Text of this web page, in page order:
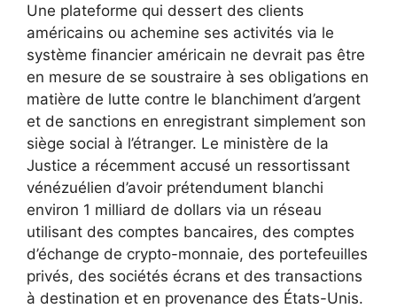
Une plateforme qui dessert des clients
américains ou achemine ses activités via le
système financier américain ne devrait pas être
en mesure de se soustraire à ses obligations en
matière de lutte contre le blanchiment d’argent
et de sanctions en enregistrant simplement son
siège social à l’étranger. Le ministère de la
Justice a récemment accusé un ressortissant
vénézuélien d’avoir prétendument blanchi
environ 1 milliard de dollars via un réseau
utilisant des comptes bancaires, des comptes
d’échange de crypto-monnaie, des portefeuilles
privés, des sociétés écrans et des transactions
à destination et en provenance des États-Unis.